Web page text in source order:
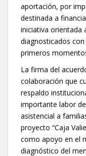
aportación, por
destinada a
iniciativa orientada
diagnosticados
primeros
La firma del
colaboración que
respaldo
importante labor
asistencial a
proyecto “Caja
como apoyo en el
diagnóstico del